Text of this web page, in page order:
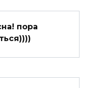
пора